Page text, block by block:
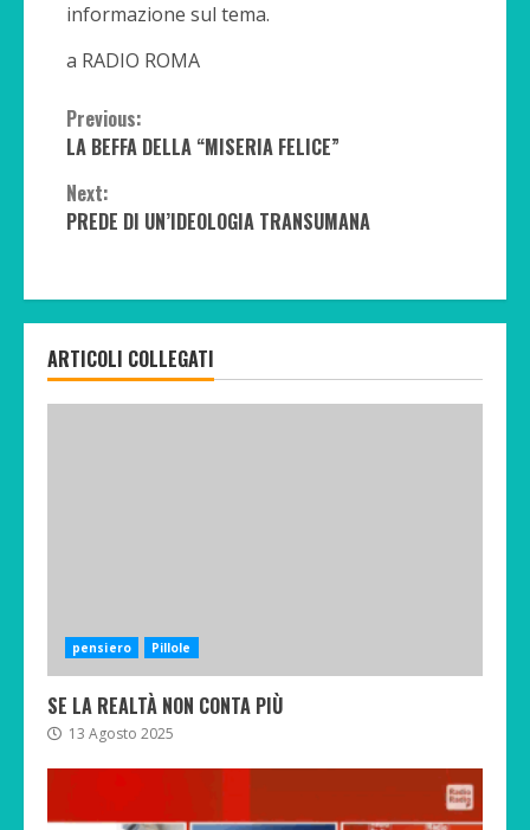
informazione sul tema.
a RADIO ROMA
Continue
Reading
Previous:
LA BEFFA DELLA “MISERIA FELICE”
Next:
PREDE DI UN’IDEOLOGIA TRANSUMANA
ARTICOLI COLLEGATI
pensiero Pillole
SE LA REALTÀ NON CONTA PIÙ
13 Agosto 2025